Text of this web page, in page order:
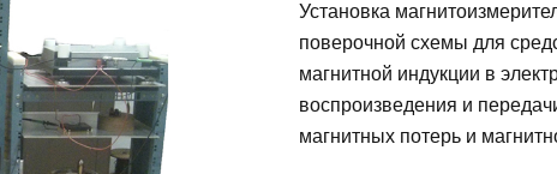
Установка
поверочной схемы для
магнитной индукции в
воспроизведения и
магнитных потерь и